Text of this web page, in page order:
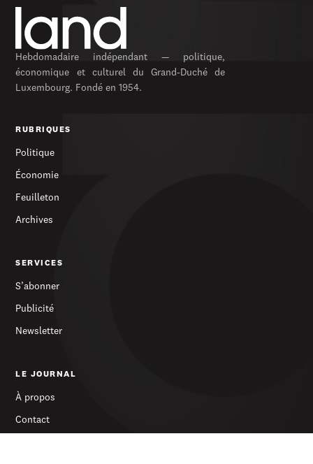
Hebdomadaire indépendant — politique,
économique et culturel du Grand-Duché de
Luxembourg. Fondé en 1954.
RUBRIQUES
Politique
Économie
Feuilleton
Archives
SERVICES
S’abonner
Publicité
Newsletter
LE JOURNAL
À propos
Contact